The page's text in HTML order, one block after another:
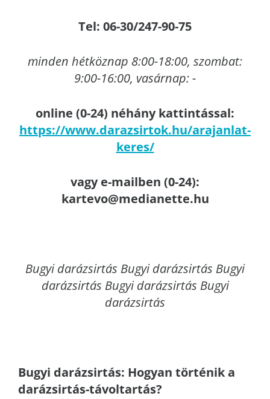
Tel: 06-30/247-90-75
minden hétköznap 8:00-18:00, szombat:
9:00-16:00, vasárnap: -
online (0-24) néhány kattintással:
https://www.darazsirtok.hu/arajanlat-
keres/
vagy e-mailben (0-24):
kartevo@medianette.hu
Bugyidarázsirtás Bugyi darázsirtás Bugyi
darázsirtás Bugyi darázsirtás Bugyi
darázsirtás
Bugyi darázsirtás: Hogyan történik a
darázsirtás-távoltartás?